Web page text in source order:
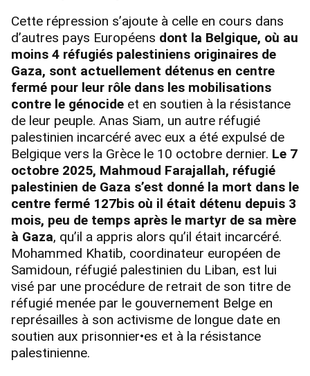
Cette répression s’ajoute à celle en cours dans
d’autres pays Européens dont la Belgique, où au
moins 4 réfugiés palestiniens originaires de
Gaza, sont actuellement détenus en centre
fermé pour leur rôle dans les mobilisations
contre le génocide et en soutien à la résistance
de leur peuple. Anas Siam, un autre réfugié
palestinien incarcéré avec eux a été expulsé de
Belgique vers la Grèce le 10 octobre dernier. Le 7
octobre 2025, Mahmoud Farajallah, réfugié
palestinien de Gaza s’est donné la mort dans le
centre fermé 127bis où il était détenu depuis 3
mois, peu de temps après le martyr de sa mère
à Gaza, qu’il a appris alors qu’il était incarcéré.
Mohammed Khatib, coordinateur européen de
Samidoun, réfugié palestinien du Liban, est lui
visé par une procédure de retrait de son titre de
réfugié menée par le gouvernement Belge en
représailles à son activisme de longue date en
soutien aux prisonnier•es et à la résistance
palestinienne.